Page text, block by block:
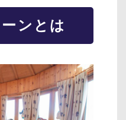
ンとは